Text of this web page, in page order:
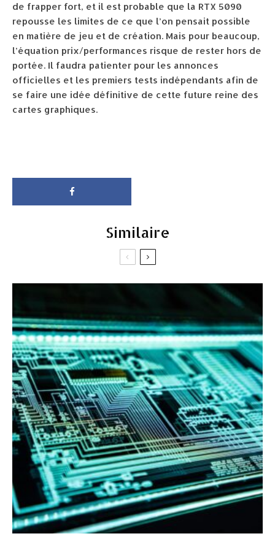
de frapper fort, et il est probable que la RTX 5090
repousse les limites de ce que l’on pensait possible
en matière de jeu et de création. Mais pour beaucoup,
l’équation prix/performances risque de rester hors de
portée. Il faudra patienter pour les annonces
officielles et les premiers tests indépendants afin de
se faire une idée définitive de cette future reine des
cartes graphiques.
Similaire